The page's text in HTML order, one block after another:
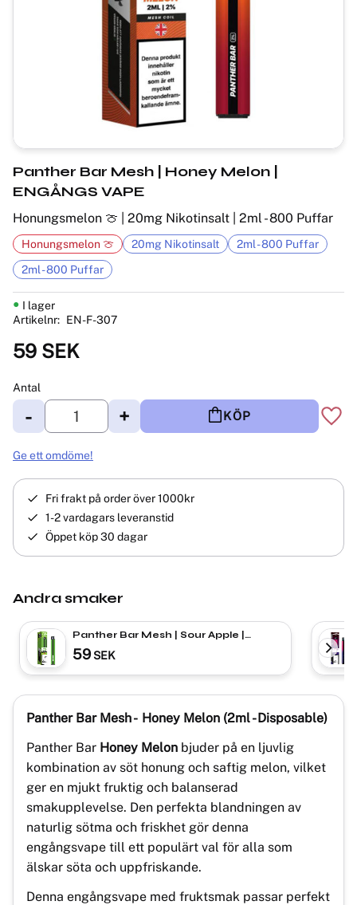
Panther Bar Mesh​ | Honey Melon |
ENGÅNGS VAPE
Honungsmelon 🍈 | 20mg Nikotinsalt | 2ml - 800 Puffar
59 SEK
Antal
+
- KÖP
I lager
Artikelnr
EN-F-307
Honungsmelon 🍈 20mg Nikotinsalt
2ml - 800 Puffar
2ml - 800 Puffar
Ge ett omdöme!
Fri frakt på order över 1000kr
1-2 vardagars leveranstid
Öppet köp 30 dagar
Andra smaker
Panther Bar Mesh ​| Sour Apple |
ENGÅNGS VAPE
59 SEK
Panther Bar Mesh- Honey Melon (2ml - Disposable)
Panther Bar Honey Melon bjuder på en ljuvlig
kombination av söt honung och saftig melon, vilket
ger en mjukt fruktig och balanserad
smakupplevelse. Den perfekta blandningen av
naturlig sötma och friskhet gör denna
engångsvape till ett populärt val för alla som
älskar söta och uppfriskande.
Denna engångsvape med fruktsmak passar perfekt